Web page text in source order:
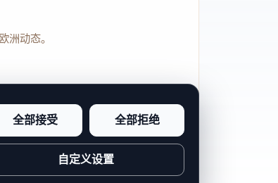
洲动态。
点完整度。
全部接受 全部拒绝
自定义设置